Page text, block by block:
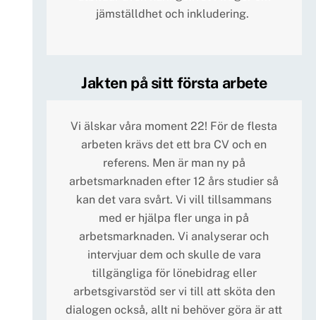
jämställdhet och inkludering.
Jakten på sitt första arbete
Vi älskar våra moment 22! För de flesta
arbeten krävs det ett bra CV och en
referens. Men är man ny på
arbetsmarknaden efter 12 års studier så
kan det vara svårt. Vi vill tillsammans
med er hjälpa fler unga in på
arbetsmarknaden. Vi analyserar och
intervjuar dem och skulle de vara
tillgängliga för lönebidrag eller
arbetsgivarstöd ser vi till att sköta den
dialogen också, allt ni behöver göra är att